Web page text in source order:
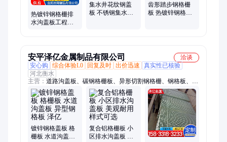
热镀锌钢格栅排
水沟盖板工程建
集水井花纹钢盖
板 不锈钢集水坑
齿形踏步钢格栅
板 热镀锌钢格板
安平泽亿金属制品有限公司
洽谈
安心购
综合体验L0 回复及时 出价迅速
真实性已核验
河北衡水
主营： 道路沟盖板、碳钢格栅板、异形切割钢格栅、钢格板、工
业平台走道
镀锌钢格盖板 格
栅板 水道沟盖板
复合铝格栅板 小
区排水沟盖板 美